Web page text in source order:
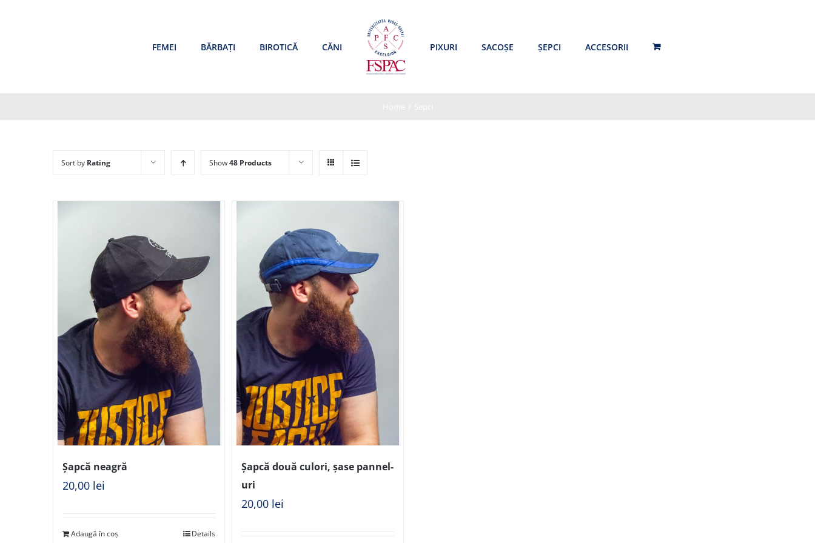
FEMEI BĂRBAȚI BIROTICĂ CĂNI PIXURI SACOȘE ȘEPCI ACCESORII
Sort by Rating Show48 Products
Șapcă neagră
20,00 lei
Adaugă în coș Details
Șapcă două culori, șase pannel-
uri
20,00 lei